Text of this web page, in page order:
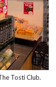
Tosti Club.